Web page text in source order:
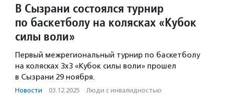
В Сызрани состоялся турнир
по баскетболу на колясках «Кубок
силы воли»
Первый межрегиональный турнир по баскетболу
на колясках 3х3 «Кубок силы воли» прошел
в Сызрани 29 ноября.
Новости · 03.12.2025 · Люди с инвалидностью